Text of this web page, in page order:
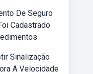
De Seguro
Cadastrado
Sinalização
A Velocidade